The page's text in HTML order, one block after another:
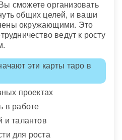
сможете организовать
общих целей, и ваши
окружающими. Это
ведут к росту
эти карты таро в
проектах
в работе
и талантов
для роста